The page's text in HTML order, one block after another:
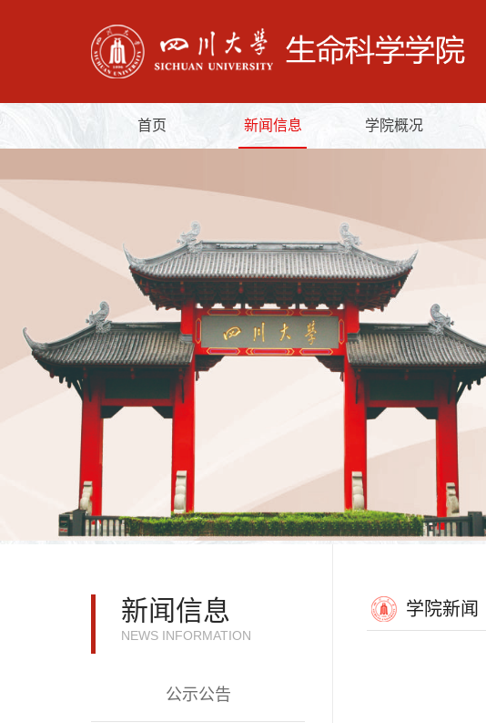
首页 新闻信息 学院概况
新闻信息
NEWS INFORMATION
公示公告
学院新闻